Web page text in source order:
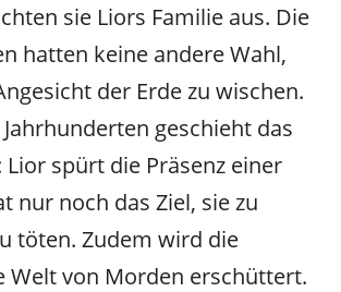
sie Liors Familie aus. Die
hatten keine andere Wahl,
der Erde zu wischen.
geschieht das
spürt die Präsenz einer
nur noch das Ziel, sie zu
töten. Zudem wird die
Welt von Morden erschüttert.